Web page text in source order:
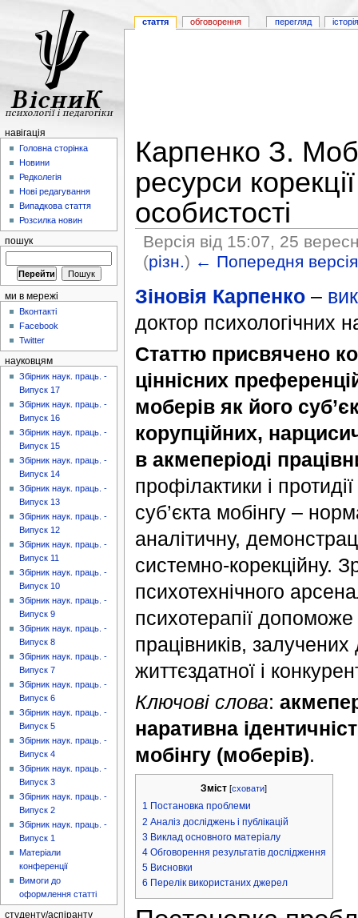
Карпенко З.
ресурси
особистості
Версія від 15:07, 25
(різн.) ← Попередня версія
Зіновія Карпенко–
доктор психологічних
Статтю присвячено
ціннісних
моберів як його
корупційних,
в акмеперіоді
профілактики і
суб’єкта мобінгу –
аналітичну,
системно-корекційну.
психотехнічного
психотерапії
працівників,
життєздатної і
Ключові слова:
наративна
мобінгу (моберів).
Зміст [сховати]
1 Постановка проблеми
2 Аналіз досліджень і публікацій
3 Виклад основного матеріалу
4 Обговорення результатів дослідження
5 Висновки
6 Перелік використаних джерел
стаття обговорення перегляд
навігація
Головна сторінка
Новини
Редколегія
Нові редагування
Випадкова стаття
Розсилка новин
пошук
ми в мережі
Вконтакті
Facebook
Twitter
науковцям
Збірник наук. праць. -
Випуск 17
Збірник наук. праць. -
Випуск 16
Збірник наук. праць. -
Випуск 15
Збірник наук. праць. -
Випуск 14
Збірник наук. праць. -
Випуск 13
Збірник наук. праць. -
Випуск 12
Збірник наук. праць. -
Випуск 11
Збірник наук. праць. -
Випуск 10
Збірник наук. праць. -
Випуск 9
Збірник наук. праць. -
Випуск 8
Збірник наук. праць. -
Випуск 7
Збірник наук. праць. -
Випуск 6
Збірник наук. праць. -
Випуск 5
Збірник наук. праць. -
Випуск 4
Збірник наук. праць. -
Випуск 3
Збірник наук. праць. -
Випуск 2
Збірник наук. праць. -
Випуск 1
Матеріали
конференції
Вимоги до
оформлення статті
студенту/аспіранту